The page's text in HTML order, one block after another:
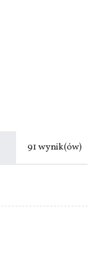
91 wynik(ów)